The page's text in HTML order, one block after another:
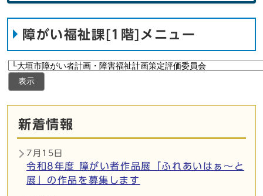
障がい福祉課[1階]メニュー
表示
新着情報
7月15日
令和8年度 障がい者作品展「ふれあいはぁ〜と
展」の作品を募集します